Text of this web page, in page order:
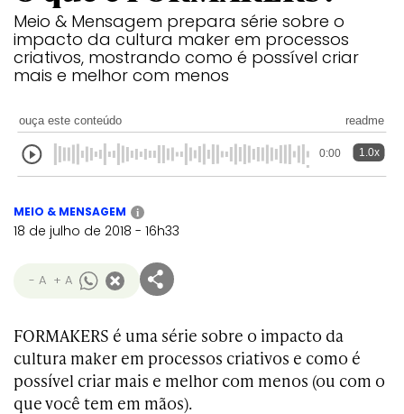
Meio & Mensagem prepara série sobre o
impacto da cultura maker em processos
criativos, mostrando como é possível criar
mais e melhor com menos
ouça este conteúdo readme
0:00 1.0x
MEIO & MENSAGEM i
18 de julho de 2018 - 16h33
- A + A
FORMAKERS é uma série sobre o impacto da
cultura maker em processos criativos e como é
possível criar mais e melhor com menos (ou com o
que você tem em mãos).